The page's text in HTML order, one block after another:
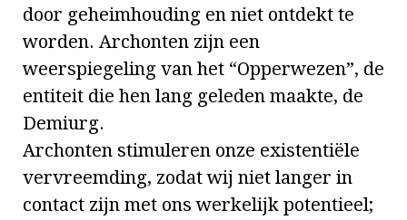
door geheimhouding en niet ontdekt te
worden. Archonten zijn een
weerspiegeling van het “Opperwezen”, de
entiteit die hen lang geleden maakte, de
Demiurg.
Archonten stimuleren onze existentiële
vervreemding, zodat wij niet langer in
contact zijn met ons werkelijk potentieel;